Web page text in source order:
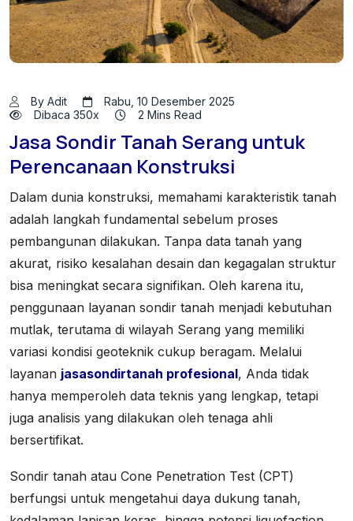
By Adit
Rabu, 10 Desember 2025
Dibaca 350x
2 Mins Read
Jasa Sondir Tanah Serang untuk
Perencanaan Konstruksi
Dalam dunia konstruksi, memahami karakteristik tanah
adalah langkah fundamental sebelum proses
pembangunan dilakukan. Tanpa data tanah yang
akurat, risiko kesalahan desain dan kegagalan struktur
bisa meningkat secara signifikan. Oleh karena itu,
penggunaan layanan sondir tanah menjadi kebutuhan
mutlak, terutama di wilayah Serang yang memiliki
variasi kondisi geoteknik cukup beragam. Melalui
layanan jasasondirtanah profesional, Anda tidak
hanya memperoleh data teknis yang lengkap, tetapi
juga analisis yang dilakukan oleh tenaga ahli
bersertifikat.
Sondir tanah atau Cone Penetration Test (CPT)
berfungsi untuk mengetahui daya dukung tanah,